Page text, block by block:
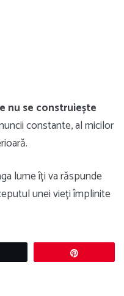
nu se construiește
constante, al micilor
lume îți va răspunde
unei vieți împlinite